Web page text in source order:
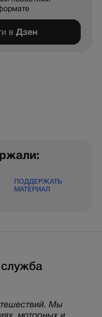
в Дзен
ПОДДЕРЖАТЬ
МАТЕРИАЛ
Мы